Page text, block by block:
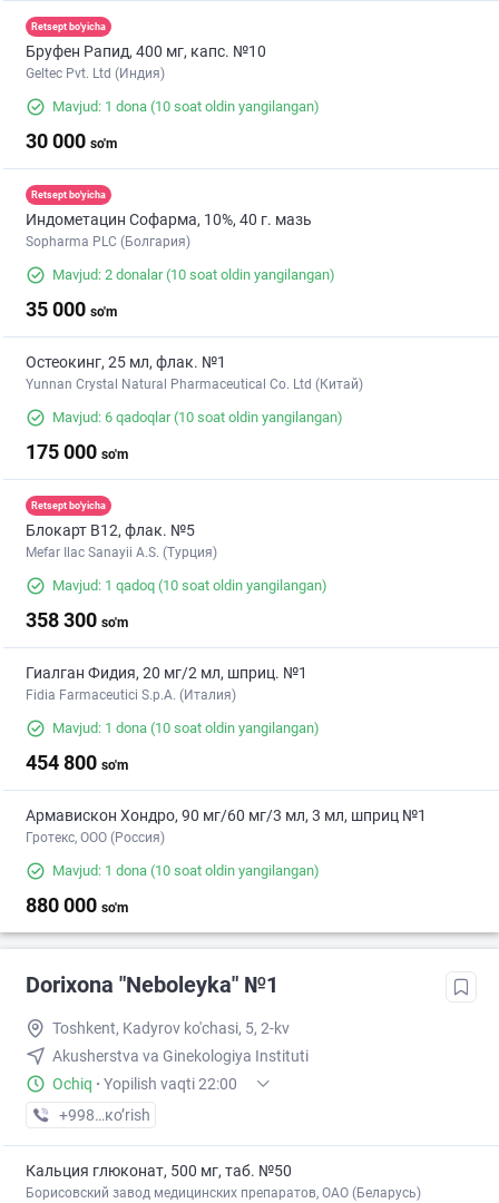
Retsept bo'yicha
Бруфен Рапид, 400 мг, капс. №10
Geltec Pvt. Ltd (Индия)
Mavjud: 1 dona (10 soat oldin yangilangan)
30 000 so'm
Retsept bo'yicha
Индометацин Софарма, 10%, 40 г. мазь
Sopharma PLC (Болгария)
Mavjud: 2 donalar(10 soat oldin yangilangan)
35 000 so'm
Остеокинг, 25 мл, флак. №1
Yunnan Crystal Natural Pharmaceutical Co. Ltd (Китай)
Mavjud: 6 qadoqlar(10 soat oldin yangilangan)
175 000 so'm
Retsept bo'yicha
Блокарт B12, флак. №5
Mefar Ilac Sanayii A.S. (Турция)
Mavjud: 1 qadoq (10 soat oldin yangilangan)
358 300 so'm
Гиалган Фидия, 20 мг/2 мл, шприц. №1
Fidia Farmaceutici S.p.A. (Италия)
Mavjud: 1 dona (10 soat oldin yangilangan)
454 800 so'm
Армавискон Хондро, 90 мг/60 мг/3 мл, 3 мл, шприц №1
Гротекс, ООО (Россия)
Mavjud: 1 dona (10 soat oldin yangilangan)
880 000 so'm
Dorixona "Neboleyka" №1
Toshkent, Kadyrov ko'chasi, 5, 2-kv
Akusherstva va Ginekologiya Instituti
Ochiq · Yopilish vaqti 22:00
+998 (71) XXX-XX-XX
кo’rish
Кальция глюконат, 500 мг, таб. №50
Борисовский завод медицинских препаратов, ОАО (Беларусь)